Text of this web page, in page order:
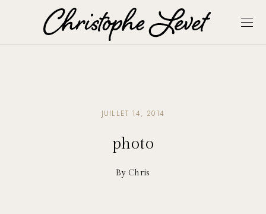
JUILLET 14, 2014
photo
By Chris